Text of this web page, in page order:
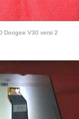
Doogee V30 versi 2